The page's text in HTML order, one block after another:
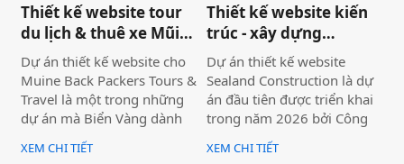
Thiết kế website tour
du lịch & thuê xe Mũi
Né
Dự án thiết kế website cho
Muine Back Packers Tours &
Travel là một trong những
dự án mà Biển Vàng dành
rất nhiều tâm huyết để triển
khai trọn vẹn cả về giao
XEM CHI TIẾT
Thiết kế website kiến
trúc - xây dựng
Sealand Construction
Dự án thiết kế website
Sealand Construction là dự
án đầu tiên được triển khai
trong năm 2026 bởi Công
ty Thiết kế Website Biển
Vàng, mang ý nghĩa mở đầu
XEM CHI TIẾT